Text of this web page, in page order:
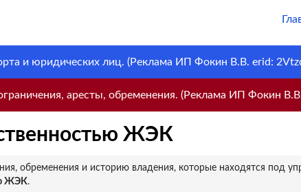
и юридических лиц. (Реклама ИП Фокин В.В. erid:
аресты, обременения. (Реклама ИП Фокин
ЖЭК
обременения и историю владения, которые находятся под
ЖЭК.